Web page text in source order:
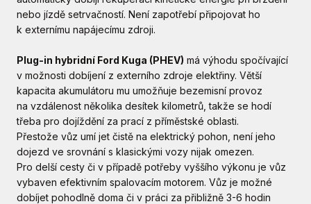
nebo jízdě setrvačností. Není zapotřebí připojovat ho
k externímu napájecímu zdroji.
Plug-in hybridní Ford Kuga (PHEV) má výhodu spočívající
v možnosti dobíjení z externího zdroje elektřiny. Větší
kapacita akumulátoru mu umožňuje bezemisní provoz
na vzdálenost několika desítek kilometrů, takže se hodí
třeba pro dojíždění za prací z příměstské oblasti.
Přestože vůz umí jet čistě na elektrický pohon, není jeho
dojezd ve srovnání s klasickými vozy nijak omezen.
Pro delší cesty či v případě potřeby vyššího výkonu je vůz
vybaven efektivním spalovacím motorem. Vůz je možné
dobíjet pohodlně doma či v práci za přibližně 3-6 hodin